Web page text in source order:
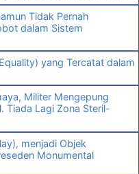
Tidak Pernah
dalam Sistem
yang Tercatat dalam
Militer Mengepung
Tiada Lagi Zona Steril-
menjadi Objek
Monumental